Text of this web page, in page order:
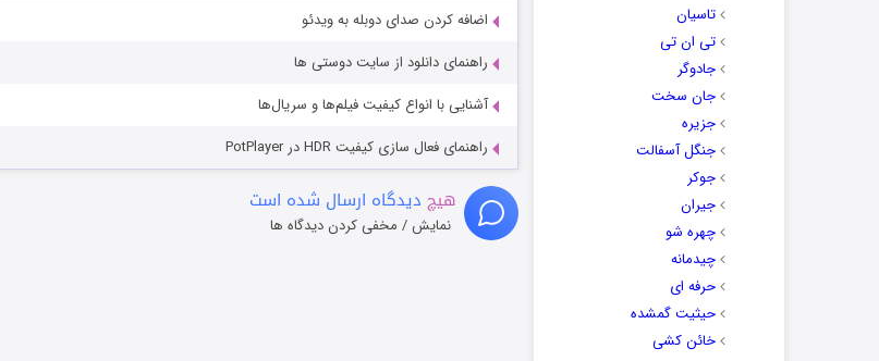
تاسیان
تی ان تی
جادوگر
جان سخت
جزیره
جنگل آسفالت
جوکر
جیران
چهره شو
چیدمانه
حرفه ای
حیثیت گمشده
خائن کشی
اضافه کردن صدای دوبله به ویدئو
راهنمای دانلود از سایت دوستی ها
آشنایی با انواع کیفیت فیلم‌ها و سریال‌ها
راهنمای فعال سازی کیفیت HDR در PotPlayer
هیچ دیدگاه ارسال شده است
نمایش / مخفی کردن دیدگاه ها